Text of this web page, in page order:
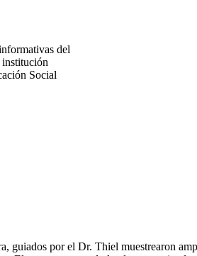
del
Social
guiados por el Dr. Thiel muestrearon